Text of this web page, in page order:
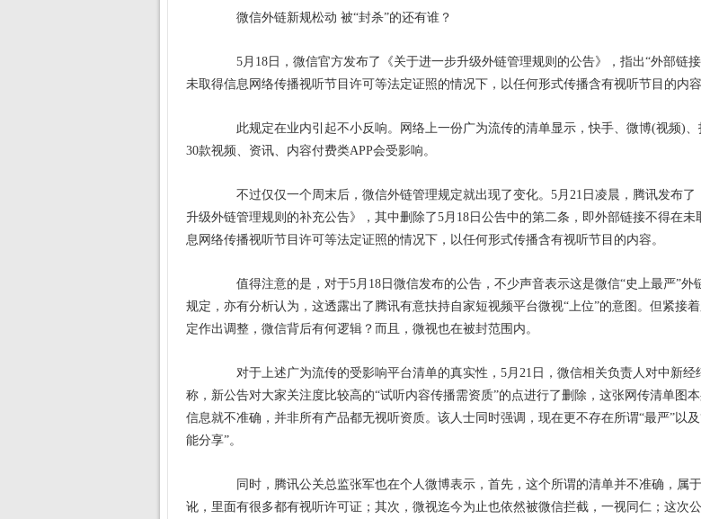
微信外链新规松动 被“封杀”的还有谁？
5月18日，微信官方发布了《关于进一步升级外链管理规则的公告》，指出“外部链
未取得信息网络传播视听节目许可等法定证照的情况下，以任何形式传播含有视听节目的内容
此规定在业内引起不小反响。网络上一份广为流传的清单显示，快手、微博(视频)、
30款视频、资讯、内容付费类APP会受影响。
不过仅仅一个周末后，微信外链管理规定就出现了变化。5月21日凌晨，腾讯发布了
升级外链管理规则的补充公告》，其中删除了5月18日公告中的第二条，即外部链接不得在未
息网络传播视听节目许可等法定证照的情况下，以任何形式传播含有视听节目的内容。
值得注意的是，对于5月18日微信发布的公告，不少声音表示这是微信“史上最严”外
规定，亦有分析认为，这透露出了腾讯有意扶持自家短视频平台微视“上位”的意图。但紧接
定作出调整，微信背后有何逻辑？而且，微视也在被封范围内。
对于上述广为流传的受影响平台清单的真实性，5月21日，微信相关负责人对中新经
称，新公告对大家关注度比较高的“试听内容传播需资质”的点进行了删除，这张网传清单图
信息就不准确，并非所有产品都无视听资质。该人士同时强调，现在更不存在所谓“最严”以及
能分享”。
同时，腾讯公关总监张军也在个人微博表示，首先，这个所谓的清单并不准确，属
讹，里面有很多都有视听许可证；其次，微视迄今为止也依然被微信拦截，一视同仁；这次